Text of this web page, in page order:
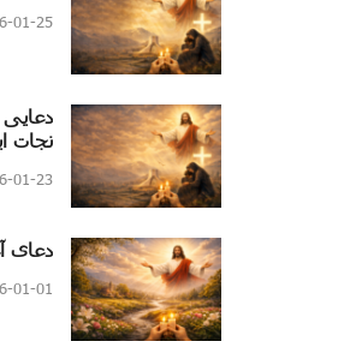
01-25
نجات
01-23
دعای
01-01